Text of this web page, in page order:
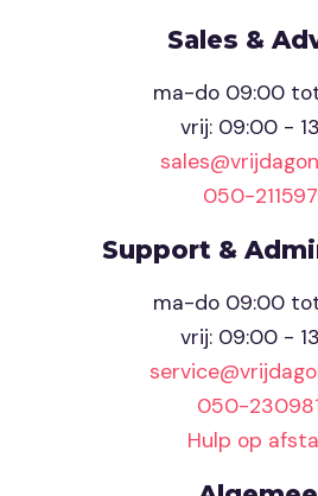
Sales &
ma-do 09:00
vrij: 09:00 -
050-
Support &
ma-do 09:00
vrij: 09:00 -
050-
Hulp op